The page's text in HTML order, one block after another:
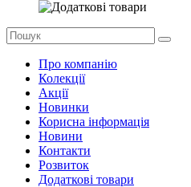
Про компанію
Колекції
Акції
Новинки
Корисна інформація
Новини
Контакти
Розвиток
Додаткові товари